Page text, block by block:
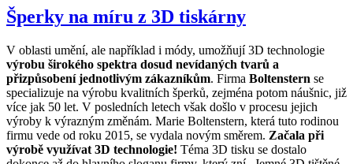
Šperky na míru z 3D tiskárny
V oblasti umění, ale například i módy, umožňují 3D technologie
výrobu širokého spektra dosud nevídaných tvarů a
přizpůsobení jednotlivým zákazníkům. Firma Boltenstern se
specializuje na výrobu kvalitních šperků, zejména potom náušnic, již
více jak 50 let. V posledních letech však došlo v procesu jejich
výroby k výrazným změnám. Marie Boltenstern, která tuto rodinou
firmu vede od roku 2015, se vydala novým směrem. Začala při
výrobě využívat 3D technologie! Téma 3D tisku se dostalo